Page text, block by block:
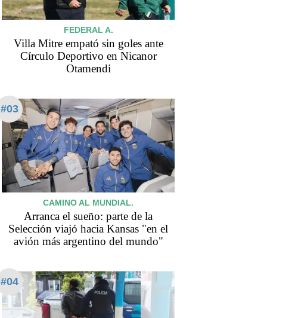
FEDERAL A.
Villa Mitre empató sin goles ante
Círculo Deportivo en Nicanor
Otamendi
#03
CAMINO AL MUNDIAL.
Arranca el sueño: parte de la
Selección viajó hacia Kansas "en el
avión más argentino del mundo"
#04